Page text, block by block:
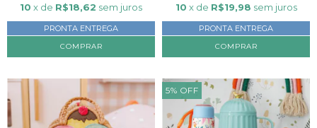
10 x de R$18,62 sem juros
PRONTA ENTREGA
10 x de R$19,98 sem juros
PRONTA ENTREGA
5% OFF